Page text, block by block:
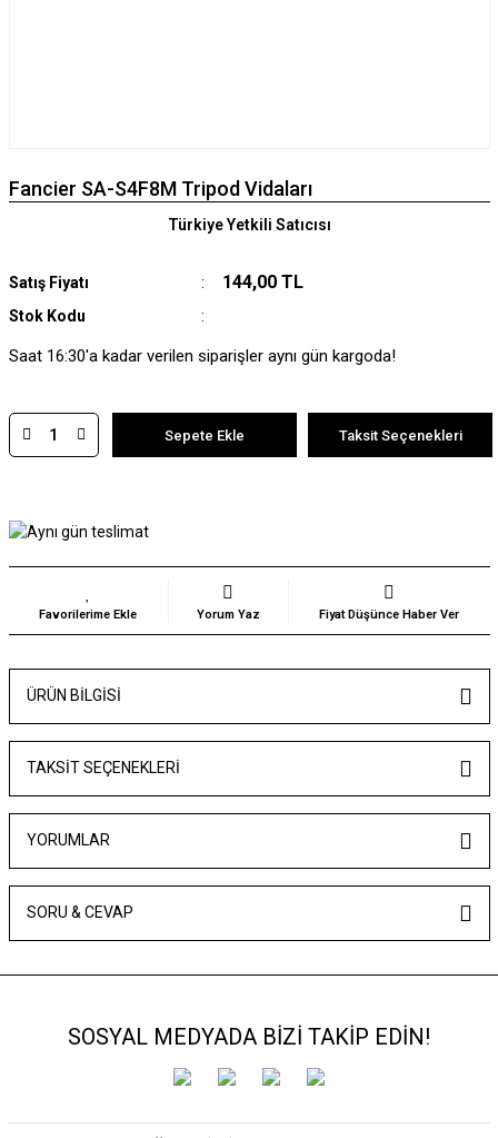
Fancier SA-S4F8M Tripod Vidaları
Satış Fiyatı 144,00 TL
Stok Kodu
Türkiye Yetkili Satıcısı
Saat 16:30'a kadar verilen siparişler aynı gün kargoda!
Sepete Ekle Taksit Seçenekleri
Yorum Yaz Fiyat Düşünce Haber Ver
ÜRÜN BILGISI
TAKSIT SEÇENEKLERI
YORUMLAR
SORU & CEVAP
SOSYAL MEDYADA BİZİ TAKİP EDİN!